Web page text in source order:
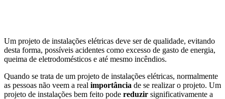
Um projeto de instalações elétricas deve ser de qualidade, evitando
desta forma, possíveis acidentes como excesso de gasto de energia,
queima de eletrodomésticos e até mesmo incêndios.
Quando se trata de um projeto de instalações elétricas, normalmente
as pessoas não veem a real importância de se realizar o projeto. Um
projeto de instalações bem feito pode reduzir significativamente a